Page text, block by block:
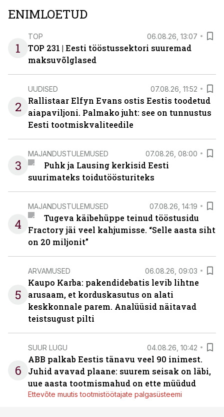
ENIMLOETUD
1
TOP 06.08.26, 13:07
TOP 231 | Eesti tööstussektori suuremad
maksuvõlglased
2
UUDISED 07.08.26, 11:52
Rallistaar Elfyn Evans ostis Eestis toodetud
aiapaviljoni. Palmako juht: see on tunnustus
Eesti tootmiskvaliteedile
3
MAJANDUSTULEMUSED 07.08.26, 08:00
Puhk ja Lausing kerkisid Eesti
suurimateks toidutöösturiteks
4
MAJANDUSTULEMUSED 07.08.26, 14:19
Tugeva käibehüppe teinud tööstusidu
Fractory jäi veel kahjumisse. “Selle aasta siht
on 20 miljonit”
5
ARVAMUSED 06.08.26, 09:03
Kaupo Karba: pakendidebatis levib lihtne
arusaam, et korduskasutus on alati
keskkonnale parem. Analüüsid näitavad
teistsugust pilti
6
SUUR LUGU 04.08.26, 10:42
ABB palkab Eestis tänavu veel 90 inimest.
Juhid avavad plaane: suurem seisak on läbi,
uue aasta tootmismahud on ette müüdud
Ettevõte muutis tootmistöötajate palgasüsteemi